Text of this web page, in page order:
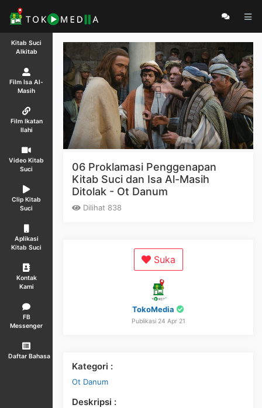
Kitab Suci
Alkitab
Film Isa Al-
Masih
Film Ikatan
Ilahi
Video Kitab
Suci
Clip Kitab
Suci
Aplikasi
Kitab Suci
Kontak
Kami
FB
Messenger
Daftar Bahasa
06 Proklamasi Penggenapan
Kitab Suci dan Isa Al-Masih
Ditolak - Ot Danum
Dilihat 838
Suka
TokoMedia
Publikasi 24 Apr 21
Kategori :
Ot Danum
Deskripsi :